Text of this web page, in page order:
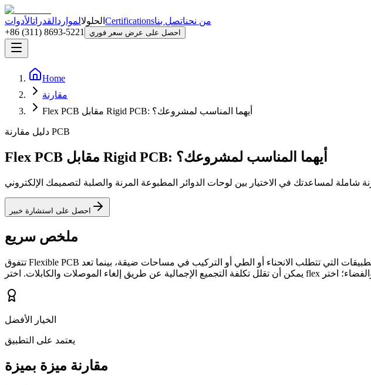
الحلولالموارد القدراتالأدوات Certifications من نحناتصل بنا
+86 (311) 8693-5221
احصل على عرض سعر فوري
Home
مقارنة
Flex PCB مقابل Rigid PCB: أيهما المناسب لمشروعك؟
دليل مقارنة PCB
Flex PCB مقابل Rigid PCB: أيهما المناسب لمشروعك؟
احصل على استشارة خبير
ملخص سريع
تتفوق Flexible PCB في التطبيقات التي تتطلب الانحناء أو الطي أو التركيب في مساحات ضيقة، بينما تعد rigid PCB مثالية للتطبيقات المستقرة ذات كثافة المكونات العالية. تكلفة flex PCB الأولية أعلى لكنها
الخيار الأفضل
يعتمد على التطبيق
مقارنة ميزة بميزة